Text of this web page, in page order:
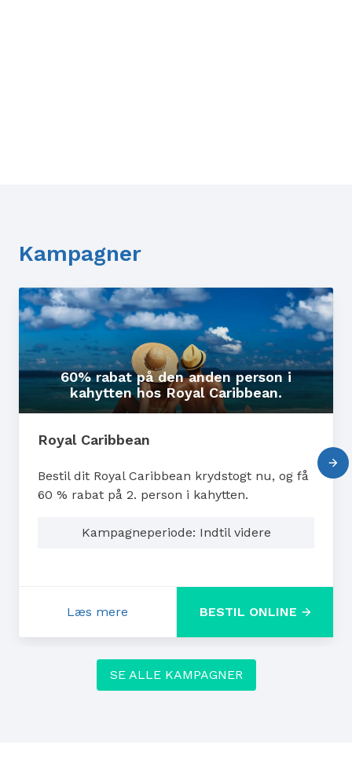
Kampagner
60% rabat på den anden person i
kahytten hos Royal Caribbean.
Royal Caribbean
Bestil dit Royal Caribbean krydstogt nu, og få
60 % rabat på 2. person i kahytten.
Kampagneperiode: Indtil videre
Læs mere
: 60% rabat på den anden person i
BESTIL ONLINE
SE ALLE KAMPAGNER